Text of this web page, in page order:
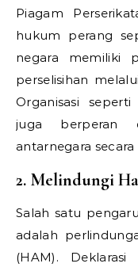
Piagam
hukum perang
negara memiliki
perselisihan
Organisasi
juga berperan
antarnegara
2. Melindungi
Salah satu
adalah
(HAM).